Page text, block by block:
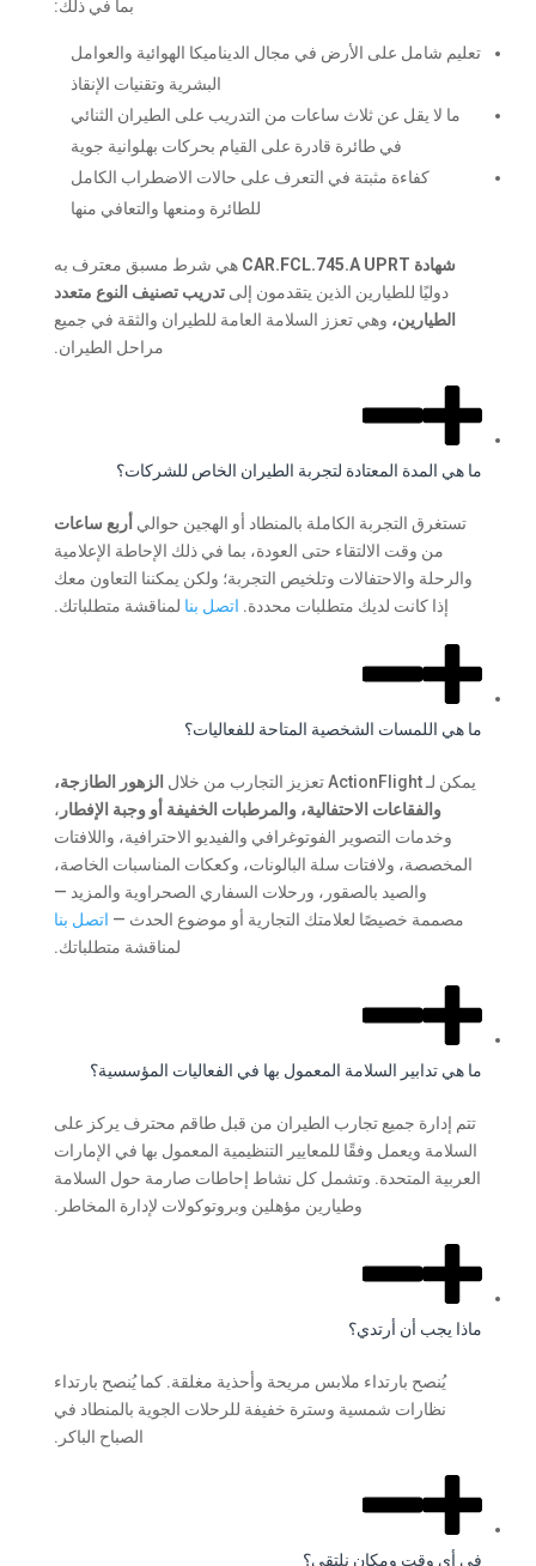
بما في ذلك:
تعليم شامل على الأرض في مجال الديناميكا الهوائية والعوامل
البشرية وتقنيات الإنقاذ
ما لا يقل عن ثلاث ساعات من التدريب على الطيران الثنائي
في طائرة قادرة على القيام بحركات بهلوانية جوية
كفاءة مثبتة في التعرف على حالات الاضطراب الكامل
للطائرة ومنعها والتعافي منها
شهادة CAR.FCL.745.A UPRT
هي شرط مسبق معترف به
دوليًا للطيارين الذين يتقدمون إلىتدريب تصنيف النوع متعدد
الطيارين، وهي تعزز السلامة العامة للطيران والثقة في جميع
مراحل الطيران.
ما هي المدة المعتادة لتجربة الطيران الخاص للشركات؟
تستغرق التجربة الكاملة بالمنطاد أو الهجين حوالي أربع ساعات
من وقت الالتقاء حتى العودة، بما في ذلك الإحاطة الإعلامية
والرحلة والاحتفالات وتلخيص التجربة؛ ولكن يمكننا التعاون معك
إذا كانت لديك متطلبات محددة. اتصل بنا لمناقشة متطلباتك.
ما هي اللمسات الشخصية المتاحة للفعاليات؟
يمكن لـ ActionFlight تعزيز التجارب من خلال
الزهور الطازجة،
والفقاعات الاحتفالية، والمرطبات الخفيفة أو وجبة الإفطار ،
وخدمات التصوير الفوتوغرافي والفيديو الاحترافية، واللافتات
المخصصة، ولافتات سلة البالونات، وكعكات المناسبات الخاصة،
والصيد بالصقور، ورحلات السفاري الصحراوية والمزيد —
مصممة خصيصًا لعلامتك التجارية أو موضوع الحدث — اتصل بنا
لمناقشة متطلباتك.
ما هي تدابير السلامة المعمول بها في الفعاليات المؤسسية؟
تتم إدارة جميع تجارب الطيران من قبل طاقم محترف يركز على
السلامة ويعمل وفقًا للمعايير التنظيمية المعمول بها في الإمارات
العربية المتحدة. وتشمل كل نشاط إحاطات صارمة حول السلامة
وطيارين مؤهلين وبروتوكولات لإدارة المخاطر.
ماذا يجب أن أرتدي؟
يُنصح بارتداء ملابس مريحة وأحذية مغلقة. كما يُنصح بارتداء
نظارات شمسية وسترة خفيفة للرحلات الجوية بالمنطاد في
الصباح الباكر.
في أي وقت ومكان نلتقي؟